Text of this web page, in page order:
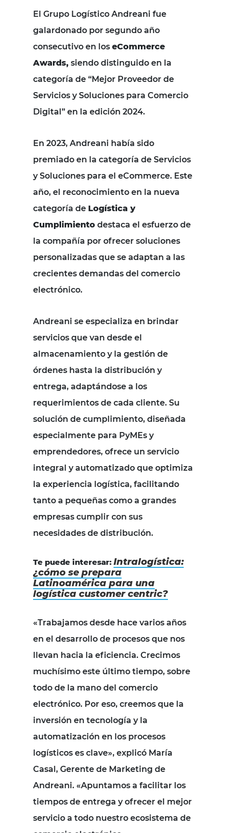
El Grupo Logístico Andreani fue
galardonado por segundo año
consecutivo en los eCommerce
Awards, siendo distinguido en la
categoría de “Mejor Proveedor de
Servicios y Soluciones para Comercio
Digital” en la edición 2024.
En 2023, Andreani había sido
premiado en la categoría de Servicios
y Soluciones para el eCommerce. Este
año, el reconocimiento en la nueva
categoría de Logística y
Cumplimiento destaca el esfuerzo de
la compañía por ofrecer soluciones
personalizadas que se adaptan a las
crecientes demandas del comercio
electrónico.
Andreani se especializa en brindar
servicios que van desde el
almacenamiento y la gestión de
órdenes hasta la distribución y
entrega, adaptándose a los
requerimientos de cada cliente. Su
solución de cumplimiento, diseñada
especialmente para PyMEs y
emprendedores, ofrece un servicio
integral y automatizado que optimiza
la experiencia logística, facilitando
tanto a pequeñas como a grandes
empresas cumplir con sus
necesidades de distribución.
Te puede interesar: Intralogística:
¿cómo se prepara
Latinoamérica para una
logística customer centric?
«Trabajamos desde hace varios años
en el desarrollo de procesos que nos
llevan hacia la eficiencia. Crecimos
muchísimo este último tiempo, sobre
todo de la mano del comercio
electrónico. Por eso, creemos que la
inversión en tecnología y la
automatización en los procesos
logísticos es clave», explicó María
Casal, Gerente de Marketing de
Andreani. «Apuntamos a facilitar los
tiempos de entrega y ofrecer el mejor
servicio a todo nuestro ecosistema de